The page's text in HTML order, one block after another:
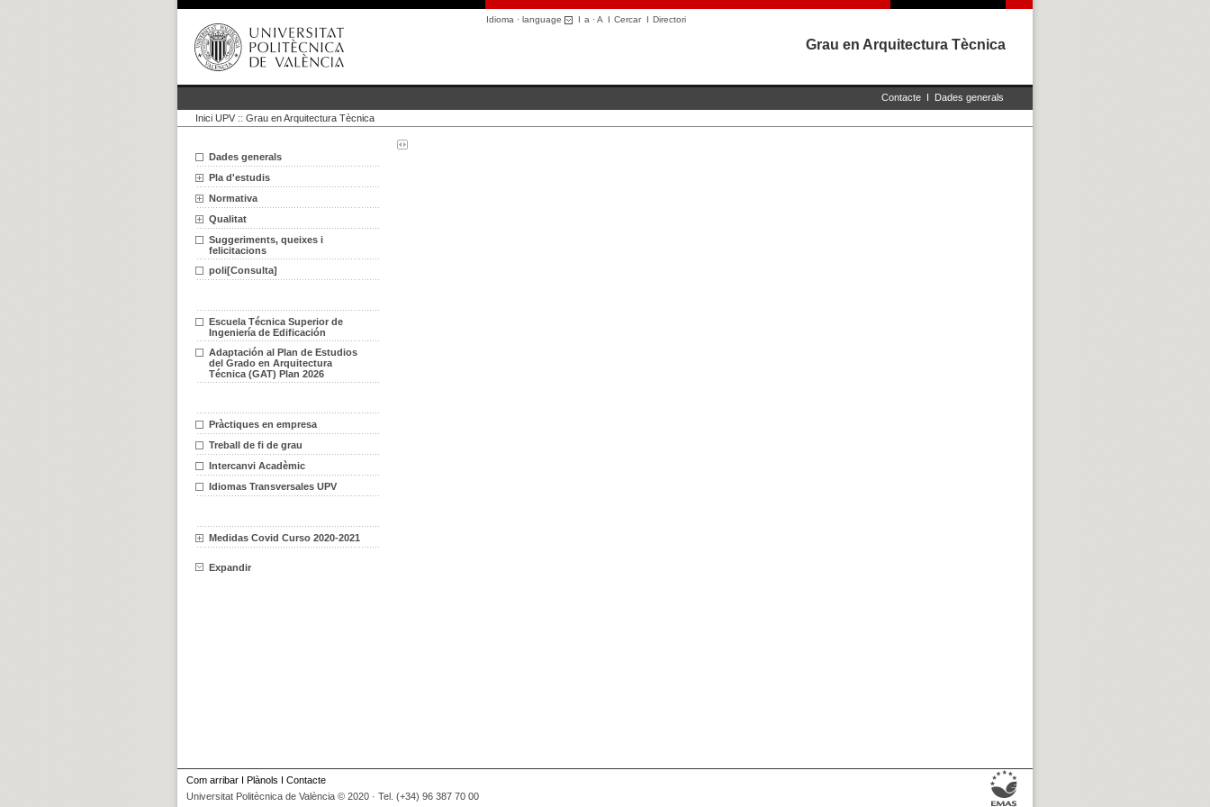
Idioma · language I a ·A I CercarI Directori
Grau en Arquitectura Tècnica
Contacte I Dades generals
Inici UPV :: Grau en Arquitectura Tècnica
Dades generals
Pla d'estudis
Normativa
Qualitat
Suggeriments, queixes i
felicitacions
poli[Consulta]
Escuela Técnica Superior de
Ingeniería de Edificación
Adaptación al Plan de Estudios
del Grado en Arquitectura
Técnica (GAT) Plan 2026
Pràctiques en empresa
Treball de fi de grau
Intercanvi Acadèmic
Idiomas Transversales UPV
Medidas Covid Curso 2020-2021
Expandir
Com arribar I Plànols I Contacte
Universitat Politècnica de València © 2020 · Tel. (+34) 96 387 70 00